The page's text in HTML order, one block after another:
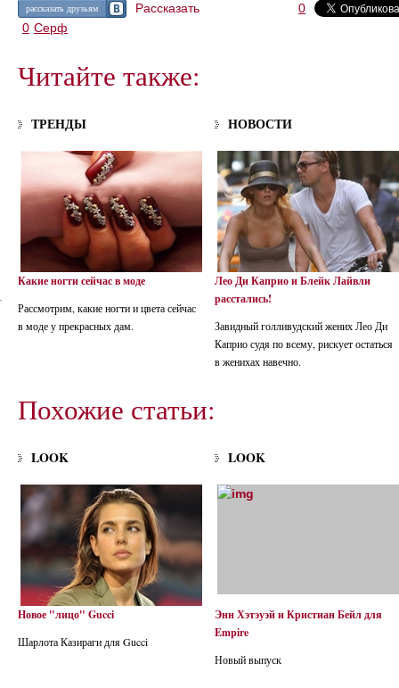
рассказать друзьям Рассказать
0
0 Серф
Читайте также:
ТРЕНДЫ
Какие ногти сейчас в моде
Рассмотрим, какие ногти и цвета сейчас
в моде у прекрасных дам.
НОВОСТИ
Лео Ди Каприо и Блейк Лайвли
расстались!
Завидный голливудский жених Лео Ди
Каприо судя по всему, рискует остаться
в женихах навечно.
Похожие статьи:
LOOK
Новое "лицо" Gucci
Шарлота Казираги для Gucci
LOOK
Энн Хэтэуэй и Кристиан Бейл для
Empire
Новый выпуск